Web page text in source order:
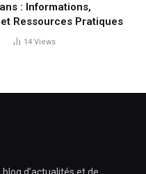
: Informations,
Ressources Pratiques
14 Views